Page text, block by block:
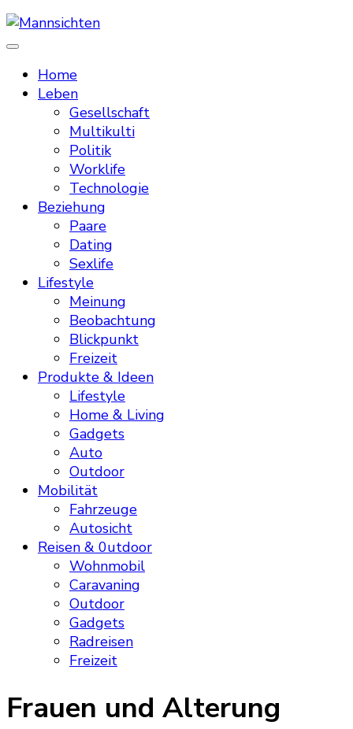
Mannsichten
Home
Leben
Gesellschaft
Multikulti
Politik
Worklife
Technologie
Beziehung
Paare
Dating
Sexlife
Lifestyle
Meinung
Beobachtung
Blickpunkt
Freizeit
Produkte & Ideen
Lifestyle
Home & Living
Gadgets
Auto
Outdoor
Mobilität
Fahrzeuge
Autosicht
Reisen & 0utdoor
Wohnmobil
Caravaning
Outdoor
Gadgets
Radreisen
Freizeit
Frauen und Alterung